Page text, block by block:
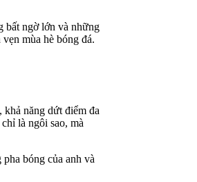
bất ngờ lớn và những
mùa hè bóng đá.
năng dứt điểm đa
là ngôi sao, mà
bóng của anh và